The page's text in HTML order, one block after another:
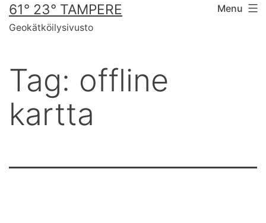
61° 23° TAMPERE
Geokätköilysivusto
Menu
Tag: offline
kartta